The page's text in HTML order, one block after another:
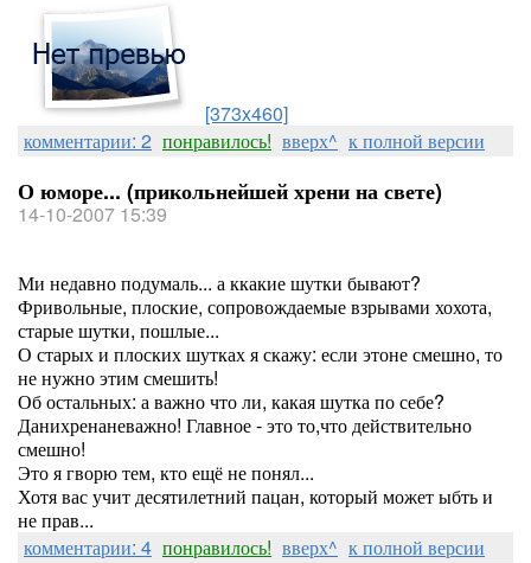
[373x460]
комментарии: 2 понравилось! вверх^ к полной версии
О юморе... (прикольнейшей хрени на свете)
14-10-2007 15:39
Ми недавно подумаль... а ккакие шутки бывают?
Фривольные, плоские, сопровождаемые взрывами хохота,
старые шутки, пошлые...
О старых и плоских шутках я скажу: если этоне смешно, то
не нужно этим смешить!
Об остальных: а важно что ли, какая шутка по себе?
Данихренаневажно! Главное - это то,что действительно
смешно!
Это я гворю тем, кто ещё не понял...
Хотя вас учит десятилетний пацан, который может ыбть и
не прав...
комментарии: 4 понравилось! вверх^ к полной версии